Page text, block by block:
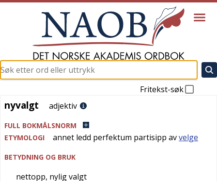
Fritekst-søk
nyvalgt
nyvalgt adjektiv
FULL BOKMÅLSNORM
ETYMOLOGI
annet ledd perfektum partisipp avvelge
BETYDNING OG BRUK
nettopp, nylig valgt